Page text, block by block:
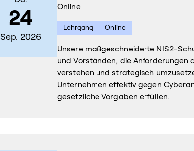
24
Sep. 2026
Online
Lehrgang Online
Unsere maßgeschneiderte NIS2-
und Vorständen, die Anforderungen
verstehen und strategisch
Unternehmen effektiv gegen
gesetzliche Vorgaben erfüllen.